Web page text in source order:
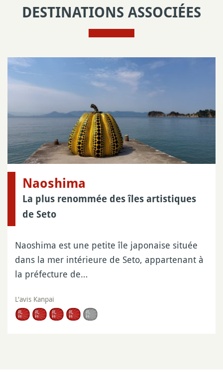
DESTINATIONS ASSOCIÉES
Naoshima
La plus renommée des îles artistiques
de Seto
Naoshima est une petite île japonaise située
dans la mer intérieure de Seto, appartenant à
la préfecture de…
L'avis Kanpai